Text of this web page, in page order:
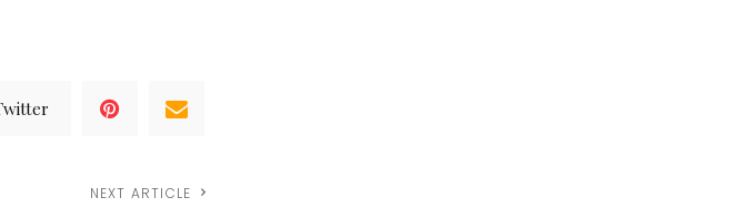
NEXT ARTICLE